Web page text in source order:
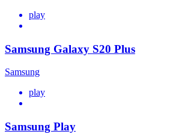
play
Samsung Galaxy S20 Plus
Samsung
play
Samsung Play